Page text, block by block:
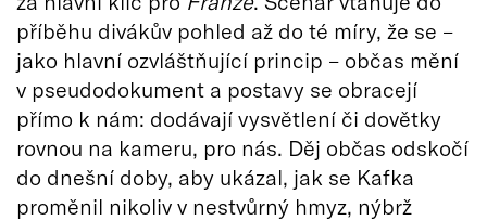
příběhu divákův pohled až do té míry, že se –
jako hlavní ozvláštňující princip – občas mění
v pseudodokument a postavy se obracejí
přímo k nám: dodávají vysvětlení či dovětky
rovnou na kameru, pro nás. Děj občas odskočí
do dnešní doby, aby ukázal, jak se Kafka
proměnil nikoliv v nestvůrný hmyz, nýbrž